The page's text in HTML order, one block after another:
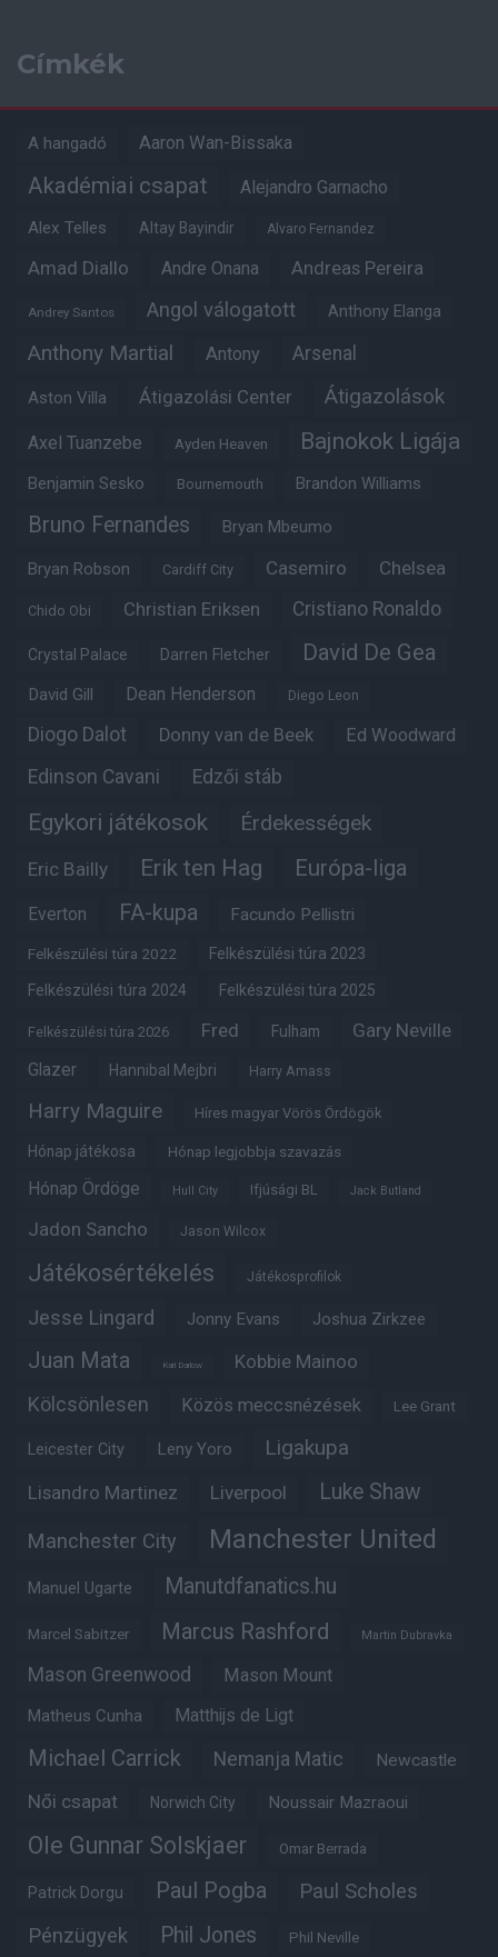
Címkék
A hangadó Aaron Wan-Bissaka
Akadémiai csapat Alejandro Garnacho
Alex Telles Altay Bayindir Alvaro Fernandez
Amad Diallo Andre Onana Andreas Pereira
Andrey Santos Angol válogatott Anthony Elanga
Anthony Martial Antony Arsenal
Aston Villa Átigazolási Center Átigazolások
Axel Tuanzebe Ayden Heaven Bajnokok Ligája
Benjamin Sesko Bournemouth Brandon Williams
Bruno Fernandes Bryan Mbeumo
Bryan Robson Cardiff City Casemiro Chelsea
Chido Obi Christian Eriksen Cristiano Ronaldo
Crystal Palace Darren Fletcher David De Gea
David Gill Dean Henderson Diego Leon
Diogo Dalot Donny van de Beek Ed Woodward
Edinson Cavani Edzői stáb
Egykori játékosok Érdekességek
Eric Bailly Erik ten Hag Európa-liga
Everton FA-kupa Facundo Pellistri
Felkészülési túra 2022 Felkészülési túra 2023
Felkészülési túra 2024 Felkészülési túra 2025
Felkészülési túra 2026 Fred Fulham Gary Neville
Glazer Hannibal Mejbri Harry Amass
Harry Maguire Híres magyar Vörös Ördögök
Hónap játékosa Hónap legjobbja szavazás
Hónap Ördöge Hull City Ifjúsági BL Jack Butland
Jadon Sancho Jason Wilcox
Játékosértékelés Játékosprofilok
Jesse Lingard Jonny Evans Joshua Zirkzee
Juan Mata Karl Darlow Kobbie Mainoo
Kölcsönlesen Közös meccsnézések Lee Grant
Leicester City Leny Yoro Ligakupa
Lisandro Martinez Liverpool Luke Shaw
Manchester City Manchester United
Manuel Ugarte Manutdfanatics.hu
Marcel Sabitzer Marcus Rashford Martin Dubravka
Mason Greenwood Mason Mount
Matheus Cunha Matthijs de Ligt
Michael Carrick Nemanja Matic Newcastle
Női csapat Norwich City Noussair Mazraoui
Ole Gunnar Solskjaer Omar Berrada
Patrick Dorgu Paul Pogba Paul Scholes
Pénzügyek Phil Jones Phil Neville